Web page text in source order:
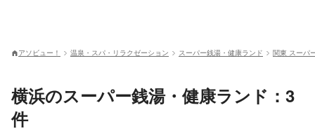
アソビュー！ 温泉・スパ・リラクゼーション スーパー銭湯・健康ランド 関東 スーパ
横浜のスーパー銭湯・健康ランド：3
件